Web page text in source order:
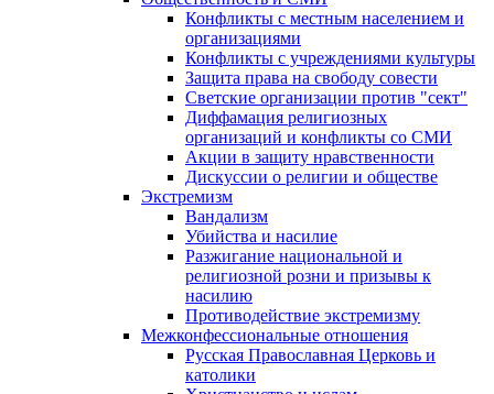
Конфликты с местным населением и
организациями
Конфликты с учреждениями культуры
Защита права на свободу совести
Светские организации против "сект"
Диффамация религиозных
организаций и конфликты со СМИ
Акции в защиту нравственности
Дискуссии о религии и обществе
Экстремизм
Вандализм
Убийства и насилие
Разжигание национальной и
религиозной розни и призывы к
насилию
Противодействие экстремизму
Межконфессиональные отношения
Русская Православная Церковь и
католики